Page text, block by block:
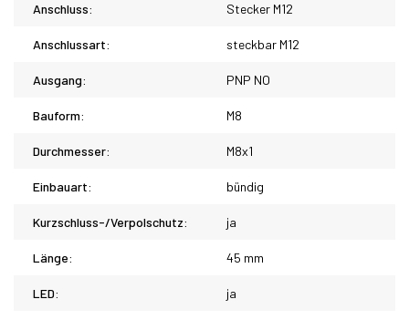
Anschluss: Stecker M12
Anschlussart: steckbar M12
Ausgang: PNP NO
Bauform: M8
Durchmesser: M8x1
Einbauart: bündig
Kurzschluss-/Verpolschutz: ja
Länge: 45 mm
LED: ja